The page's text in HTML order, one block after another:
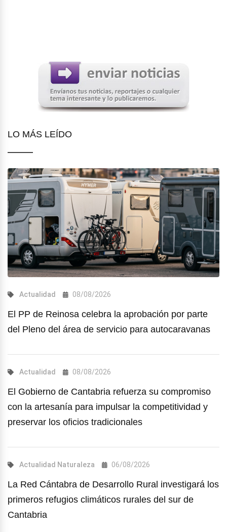
LO MÁS LEÍDO
Actualidad 08/08/2026
El PP de Reinosa celebra la aprobación por parte
del Pleno del área de servicio para autocaravanas
Actualidad 08/08/2026
El Gobierno de Cantabria refuerza su compromiso
con la artesanía para impulsar la competitividad y
preservar los oficios tradicionales
Actualidad Naturaleza 06/08/2026
La Red Cántabra de Desarrollo Rural investigará los
primeros refugios climáticos rurales del sur de
Cantabria